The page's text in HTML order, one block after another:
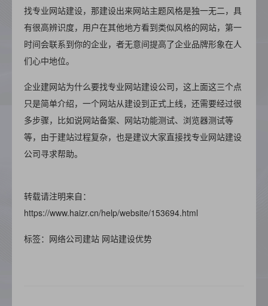
找专业网站建设，那建设出来网站主题风格是独一无二，具
有很高辨识度，用户在其他地方看到类似风格的网站，第一
时间会联系到你的企业，者无意间提高了企业品牌形象在人
们心中地位。
企业建网站为什么要找专业网站建设公司，这上面这三个点
只是简单介绍，一个网站从建设到正式上线，还需要经过很
多步骤，比如说网站备案、网站功能测试、浏览器测试等
等，由于建站过程复杂，也是建议大家直接找专业网站建设
公司寻求帮助。
转载请注明来自：
https://www.haizr.cn/help/website/153694.html
标签：网络公司建站 网站建设优势